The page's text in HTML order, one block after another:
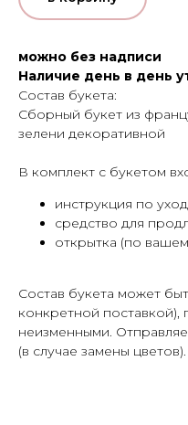
можно без надписи
Наличие день в день
Состав букета:
Сборный букет из
зелени декоративной
В комплект с букетом
инструкция по
средство для
открытка (по
Cостав букета может
конкретной поставкой),
неизменными.
(в случае замены цветов).